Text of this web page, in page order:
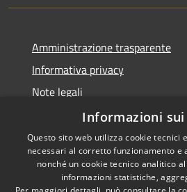
Amministrazione trasparente
Informativa privacy
Note legali
Dichiarazione di accessibilità
RSS
Informazioni
Questo sito web utilizza cookie tecnici
necessari al corretto funzionamento e
nonché un cookie tecnico analitico
informazioni statistiche,